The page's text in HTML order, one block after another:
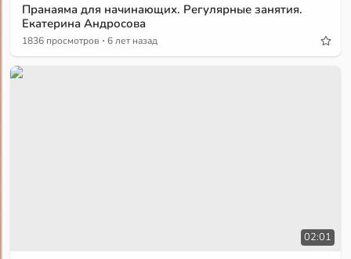
Пранаяма для начинающих. Регулярные занятия.
Екатерина Андросова
1836 просмотров · 6 лет назад
02:01